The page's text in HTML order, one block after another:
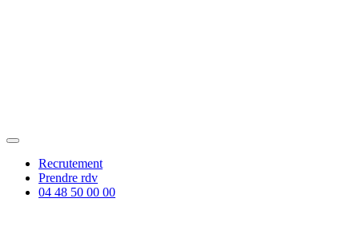
Recrutement
Prendre rdv
04 48 50 00 00